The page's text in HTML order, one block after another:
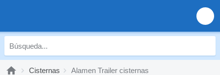
Cisternas Alamen Trailer cisternas